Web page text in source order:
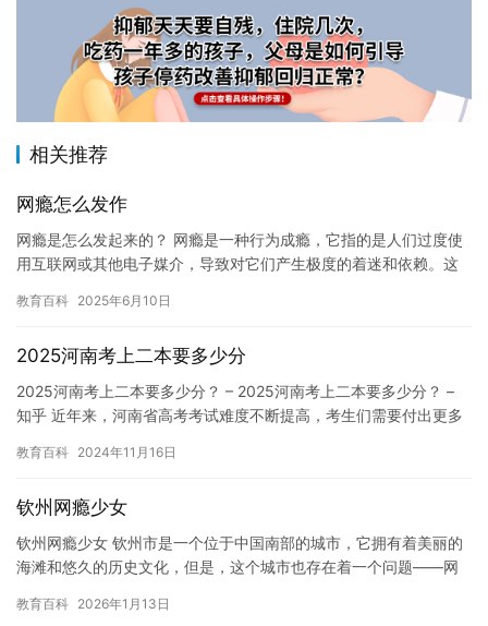
相关推荐
网瘾怎么发作
网瘾是怎么发起来的？ 网瘾是一种行为成瘾，它指的是人们过度使
用互联网或其他电子媒介，导致对它们产生极度的着迷和依赖。这
瘾是…
教育百科 2025年6月10日
2025河南考上二本要多少分
2025河南考上二本要多少分？ – 2025河南考上二本要多少分？ –
知乎 近年来，河南省高考考试难度不断提高，考生们需要付出更多
教育百科 2024年11月16日
钦州网瘾少女
钦州网瘾少女 钦州市是一个位于中国南部的城市，它拥有着美丽的
海滩和悠久的历史文化，但是，这个城市也存在着一个问题——网
她…
教育百科 2026年1月13日